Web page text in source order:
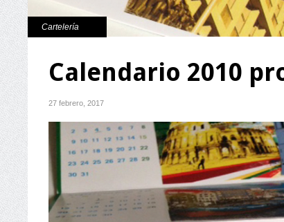
Cartelería
Calendario 2010
27 febrero, 2017